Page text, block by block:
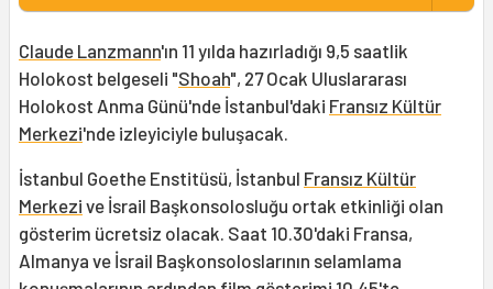
Claude Lanzmann'ın 11 yılda hazırladığı 9,5 saatlik
Holokost belgeseli "Shoah", 27 Ocak Uluslararası
Holokost Anma Günü'nde İstanbul'daki Fransız Kültür
Merkezi'nde izleyiciyle buluşacak.
İstanbul Goethe Enstitüsü, İstanbul Fransız Kültür
Merkezi ve İsrail Başkonsolosluğu ortak etkinliği olan
gösterim ücretsiz olacak. Saat 10.30'daki Fransa,
Almanya ve İsrail Başkonsoloslarının selamlama